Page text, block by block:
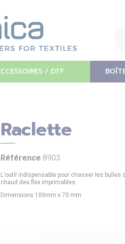
/ DTF
Raclette
Référence 8903
L'outil indispensable pour chasser les bulles
chaud des flex imprimables.
Dimensions 100mm x 70 mm